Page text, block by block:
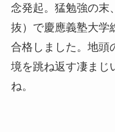
念発起。猛勉強の末
抜）で慶應義塾大学
合格しました。地頭
境を跳ね返す凄まじ
ね。